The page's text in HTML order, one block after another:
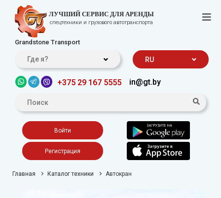
ЛУЧШИЙ СЕРВИС ДЛЯ АРЕНДЫ
спецтехники и грузового автотранспорта
Grandstone Transport
Где я? RU
+375 29 167 5555 in@gt.by
Войти
Регистрация
Главная Каталог техники Автокран